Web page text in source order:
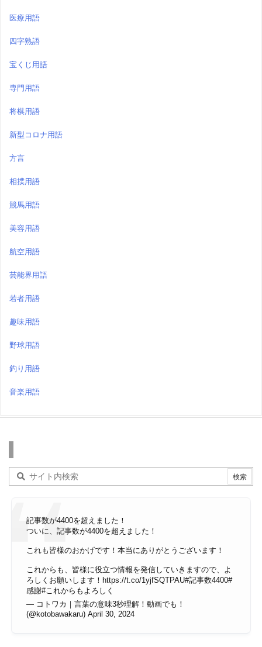
医療用語
四字熟語
宝くじ用語
専門用語
将棋用語
新型コロナ用語
方言
相撲用語
競馬用語
美容用語
航空用語
芸能界用語
若者用語
趣味用語
野球用語
釣り用語
音楽用語
記事数が4400を超えました！
ついに、記事数が4400を超えました！
これも皆様のおかげです！本当にありがとうございます！
これからも、皆様に役立つ情報を発信していきますので、よ
ろしくお願いします！ https://t.co/1yjfSQTPAU#記事数4400#
感謝#これからもよろしく
— コトワカ｜言葉の意味3秒理解！動画でも！
(@kotobawakaru) April 30, 2024